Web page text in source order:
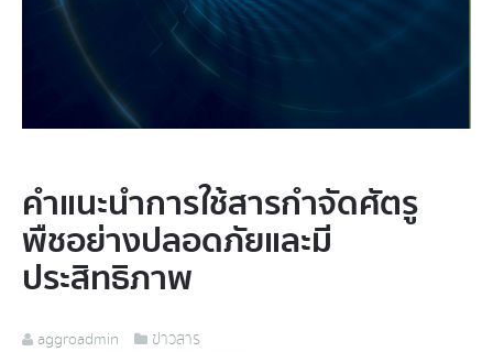
คำแนะนำการใช้สารกำจัดศัตรู
พืชอย่างปลอดภัยและมี
ประสิทธิภาพ
aggroadmin
ข่าวสาร